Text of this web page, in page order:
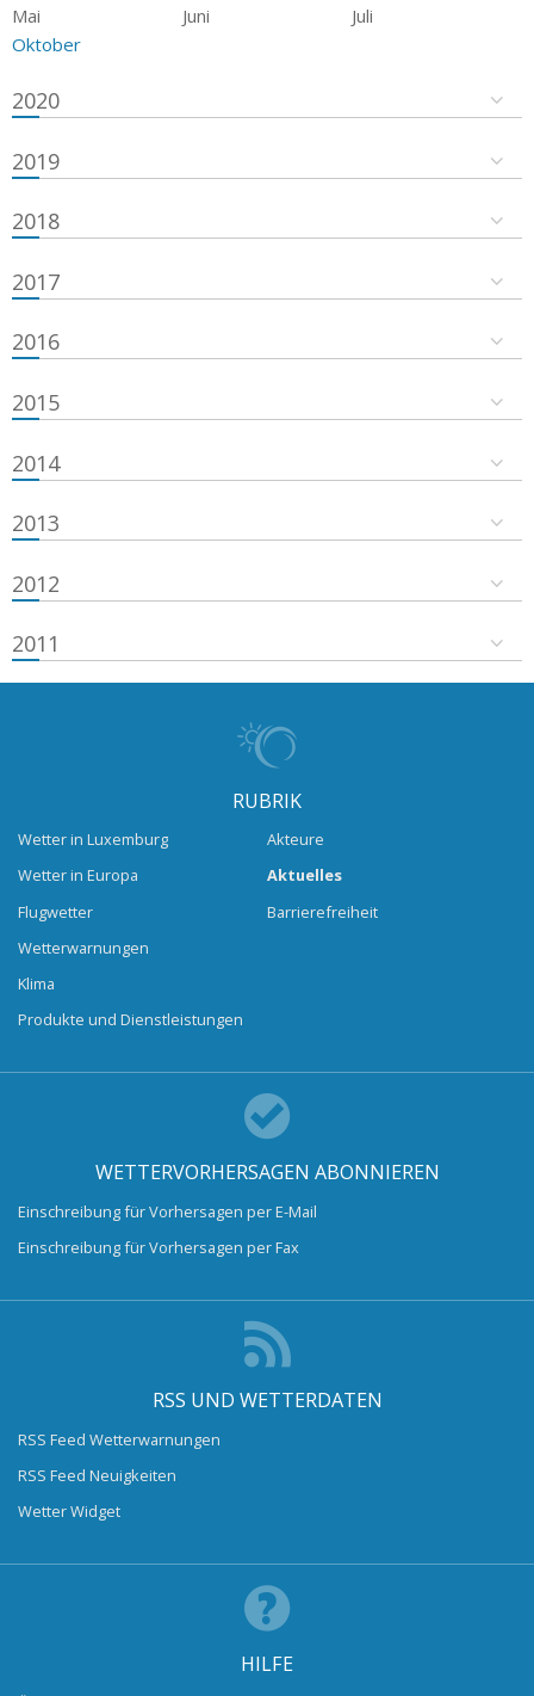
Mai
Juni
Juli
Oktober
2020
2019
2018
2017
2016
2015
2014
2013
2012
2011
RUBRIK
Wetter in Luxemburg
Wetter in Europa
Flugwetter
Wetterwarnungen
Klima
Produkte und Dienstleistungen
Akteure
Aktuelles
Barrierefreiheit
WETTERVORHERSAGEN ABONNIEREN
Einschreibung für Vorhersagen per E-Mail
Einschreibung für Vorhersagen per Fax
RSS UND WETTERDATEN
RSS Feed Wetterwarnungen
RSS Feed Neuigkeiten
Wetter Widget
HILFE